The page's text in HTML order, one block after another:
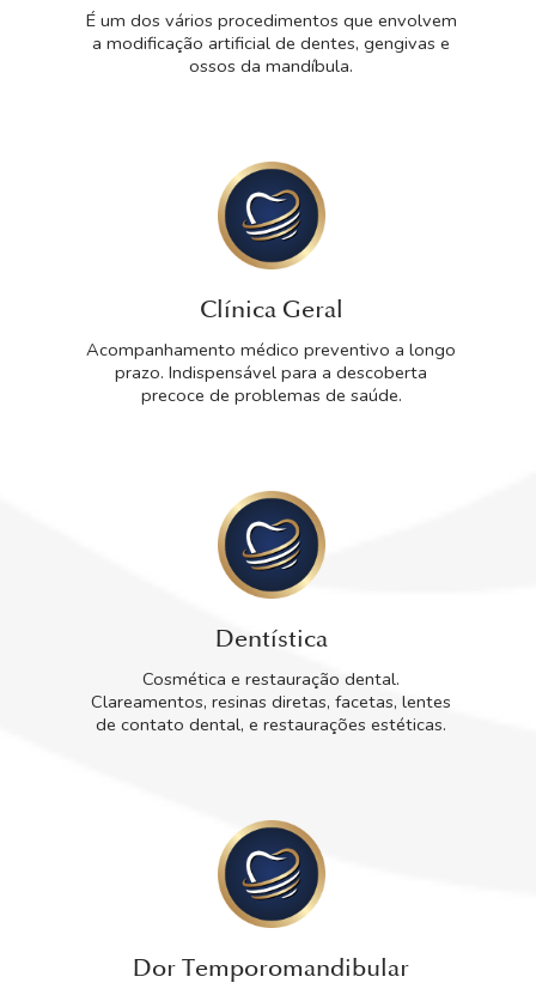
É um dos vários procedimentos que envolvem
a modificação artificial de dentes, gengivas e
ossos da mandíbula.
Clínica Geral
Acompanhamento médico preventivo a longo
prazo. Indispensável para a descoberta
precoce de problemas de saúde.
Dentística
Cosmética e restauração dental.
Clareamentos, resinas diretas, facetas, lentes
de contato dental, e restaurações estéticas.
Dor Temporomandibular